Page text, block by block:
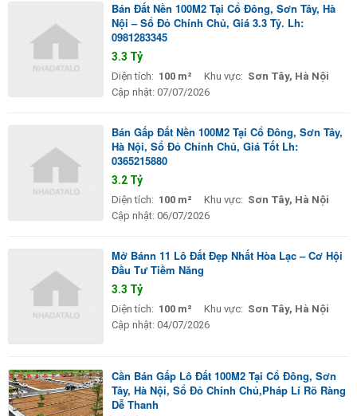
Bán Đất Nền 100M2 Tại Cổ Đông, Sơn Tây, Hà
Nội – Sổ Đỏ Chính Chủ, Giá 3.3 Tỷ. Lh:
0981283345
3.3 Tỷ
Diện tích: 100 m² Khu vực: Sơn Tây, Hà Nội
Cập nhật: 07/07/2026
Bán Gấp Đất Nền 100M2 Tại Cổ Đông, Sơn Tây,
Hà Nội, Sổ Đỏ Chính Chủ, Giá Tốt Lh:
0365215880
3.2 Tỷ
Diện tích: 100 m² Khu vực: Sơn Tây, Hà Nội
Cập nhật: 06/07/2026
Mở Bánn 11 Lô Đất Đẹp Nhất Hòa Lạc – Cơ Hội
Đầu Tư Tiềm Năng
3.3 Tỷ
Diện tích: 100 m² Khu vực: Sơn Tây, Hà Nội
Cập nhật: 04/07/2026
Cần Bán Gấp Lô Đất 100M2 Tại Cổ Đông, Sơn
Tây, Hà Nội, Sổ Đỏ Chính Chủ,Pháp Lí Rõ Ràng
Dễ Thanh